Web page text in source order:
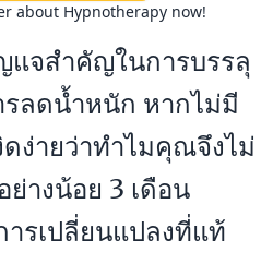
about Hypnotherapy now!
จสำคัญในการบรรลุ
ลดน้ำหนัก หากไม่มี
ง่ายว่าทำไมคุณจึงไม่
ย่างน้อย 3 เดือน
รเปลี่ยนแปลงที่แท้